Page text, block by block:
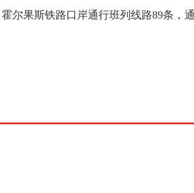
果斯铁路口岸通行班列线路89条，